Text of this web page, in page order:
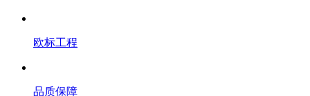
欧标工程
品质保障